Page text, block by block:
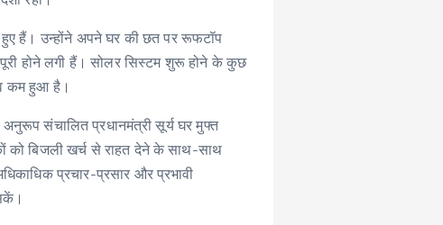
हुए हैं। उन्होंने अपने घर की छत पर रूफटॉप
होने लगी हैं। सोलर सिस्टम शुरू होने के कुछ
कम हुआ है।
अनुरूप संचालित प्रधानमंत्री सूर्य घर मुफ्त
को बिजली खर्च से राहत देने के साथ-साथ
प्रचार-प्रसार और प्रभावी